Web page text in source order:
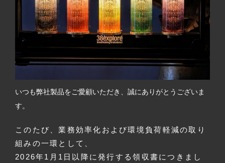
いつも弊社製品をご愛顧いただき、誠にありがとうございま
す。
このたび、業務効率化および環境負荷軽減の取り
組みの一環として、
2026年1月1日以降に発行する領収書につきまし